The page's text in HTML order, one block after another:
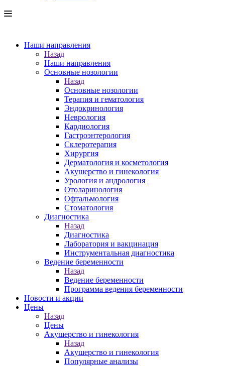
Наши направления
Назад
Наши направления
Основные нозологии
Назад
Основные нозологии
Терапия и гематология
Эндокринология
Неврология
Кардиология
Гастроэнтерология
Склеротерапия
Хирургия
Дерматология и косметология
Акушерство и гинекология
Урология и андрология
Отоларинология
Офтальмология
Стоматология
Диагностика
Назад
Диагностика
Лаборатория и вакцинация
Инструментальная диагностика
Ведение беременности
Назад
Ведение беременности
Программа ведения беременности
Новости и акции
Цены
Назад
Цены
Акушерство и гинекология
Назад
Акушерство и гинекология
Популярные анализы